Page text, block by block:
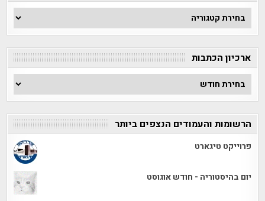
חפש
לפי
ארכיון הכתבות
ארכיון
הכתבות
הרשומות והעמודים הנצפים ביותר
פרוייקט טיגארט
יום בהיסטוריה - חודש אוגוסט